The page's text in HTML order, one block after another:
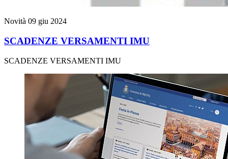
Novità 09 giu 2024
SCADENZE VERSAMENTI IMU
SCADENZE VERSAMENTI IMU